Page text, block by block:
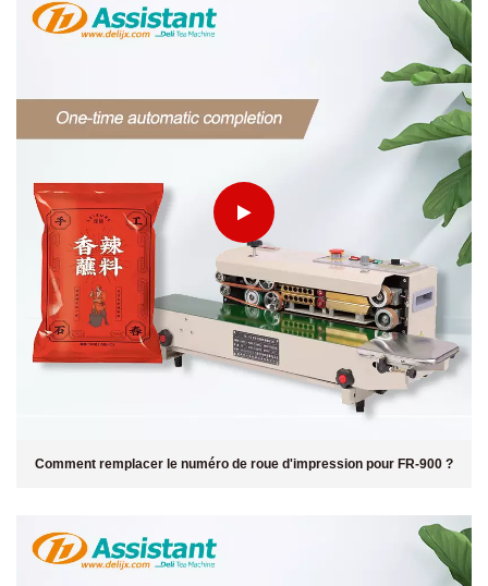
Comment remplacer le numéro de roue d'impression pour FR-900 ?